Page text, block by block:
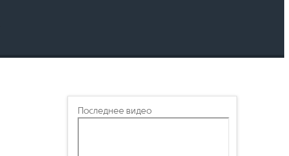
Последнее видео